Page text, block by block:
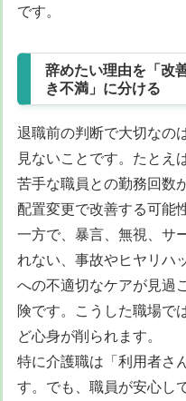
です。
辞めたい理由を「改
き不満」に分ける
退職前の判断で大切なの
見ないことです。たとえ
苦手な職員との勤務回数
配置変更で改善する可能
一方で、暴言、無視、サ
れない、事故やヒヤリハ
への不適切なケアが見過
険です。こうした職場で
ど心身が削られます。
特に介護職は「利用者さ
す。でも、職員が安心し